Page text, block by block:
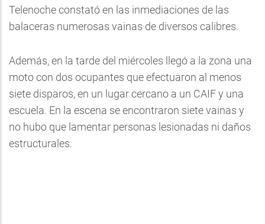
Telenoche constató en las inmediaciones de las
balaceras numerosas vainas de diversos calibres.
Además, en la tarde del miércoles llegó a la zona una
moto con dos ocupantes que efectuaron al menos
siete disparos, en un lugar cercano a un CAIF y una
escuela. En la escena se encontraron siete vainas y
no hubo que lamentar personas lesionadas ni daños
estructurales.